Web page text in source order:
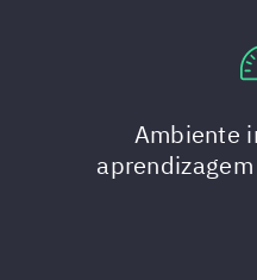
Ambiente